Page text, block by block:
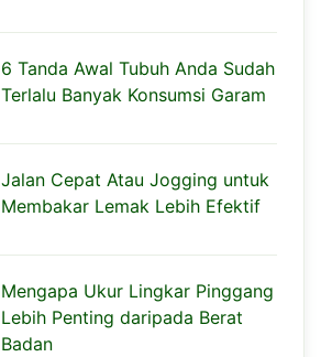
6 Tanda Awal Tubuh Anda Sudah
Terlalu Banyak Konsumsi Garam
Jalan Cepat Atau Jogging untuk
Membakar Lemak Lebih Efektif
Mengapa Ukur Lingkar Pinggang
Lebih Penting daripada Berat
Badan